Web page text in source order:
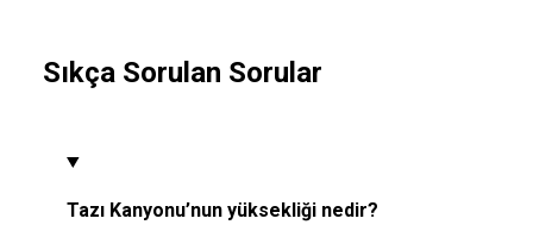
Sıkça Sorulan Sorular
Tazı Kanyonu’nun yüksekliği nedir?